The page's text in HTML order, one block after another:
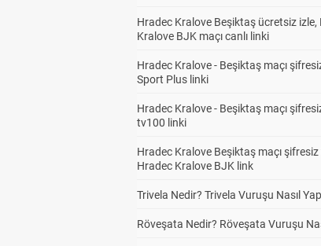
Hradec Kralove Beşiktaş ücretsiz izle,
Kralove BJK maçı canlı linki
Hradec Kralove - Beşiktaş maçı
Sport Plus linki
Hradec Kralove - Beşiktaş maçı
tv100 linki
Hradec Kralove Beşiktaş maçı
Hradec Kralove BJK link
Trivela Nedir? Trivela Vuruşu Nasıl
Röveşata Nedir? Röveşata Vuruşu